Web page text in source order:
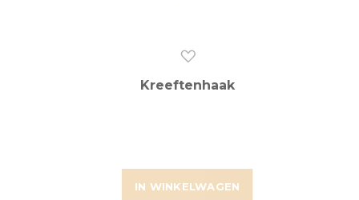
IN WINKELWAGEN
Kreeftenhaak